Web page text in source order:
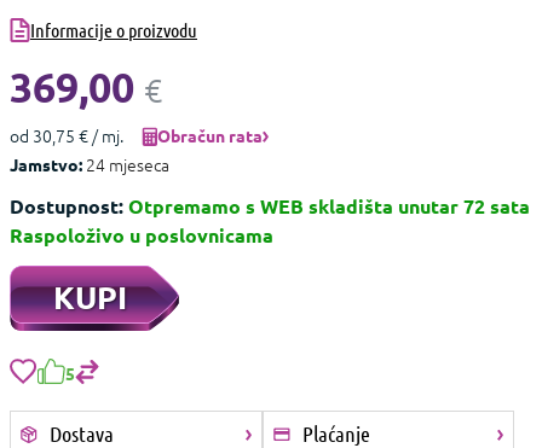
Informacije o proizvodu
369,00 €
od 30,75 € / mj.
Obračun rata
Jamstvo: 24 mjeseca
Dostupnost:Otpremamo s WEB skladišta unutar 72 sata
Raspoloživo u poslovnicama
KUPI
5
Dostava
Plaćanje